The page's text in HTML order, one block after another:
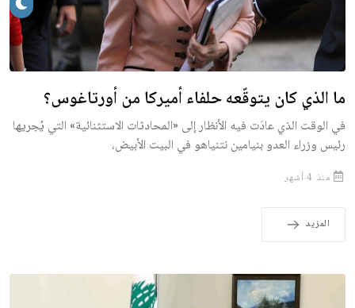
ما الذي كان يتوقّعه حلفاء أميركا من أورتاغوس؟
في الوقت الذي عادَت فيه الأنظار إلى «المحادثات الاستثنائية» التي يُجريها
رئيس وزراء العدو بنيامين نتنياهو في البيت الأبيض،
منذ 4 أشهر
المزيد